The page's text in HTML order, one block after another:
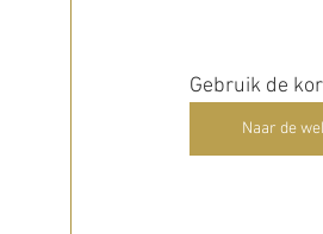
Gebruik de
Naar de